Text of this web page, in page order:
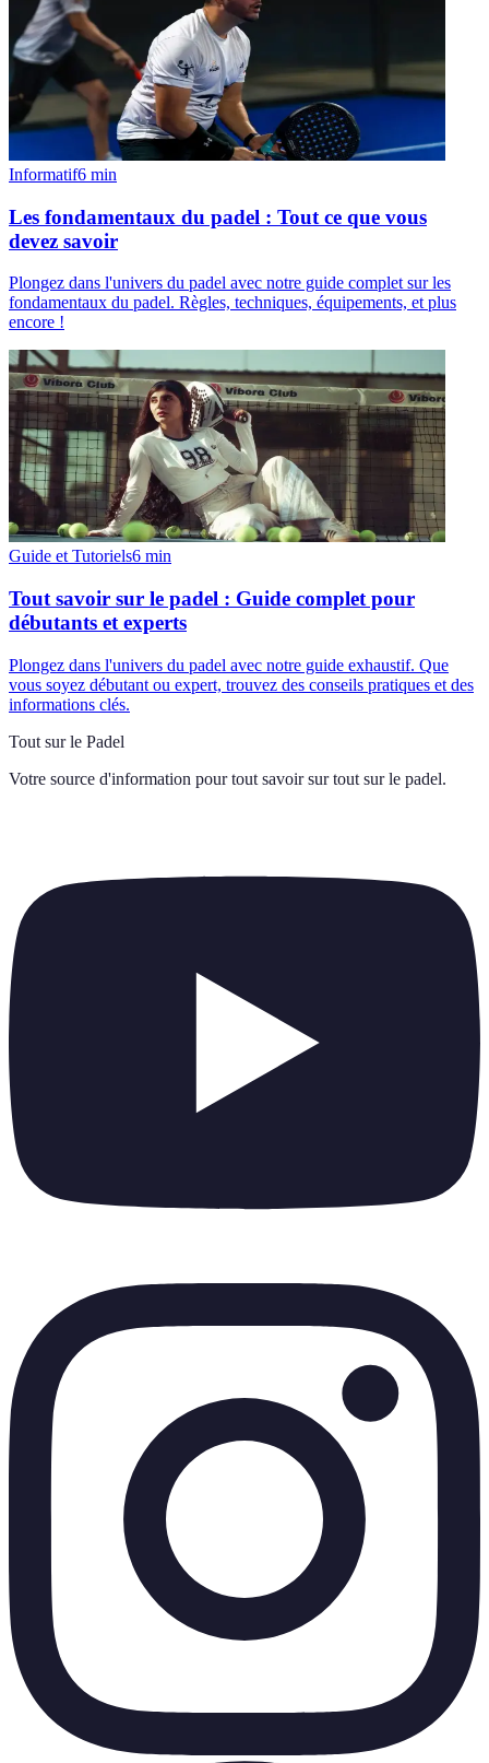
Informatif6 min
Les fondamentaux du padel : Tout ce que vous
devez savoir
Plongez dans l'univers du padel avec notre guide complet sur les
fondamentaux du padel. Règles, techniques, équipements, et plus
encore !
Guide et Tutoriels6 min
Tout savoir sur le padel : Guide complet pour
débutants et experts
Plongez dans l'univers du padel avec notre guide exhaustif. Que
vous soyez débutant ou expert, trouvez des conseils pratiques et des
informations clés.
Tout sur le Padel
Votre source d'information pour tout savoir sur tout sur le padel.